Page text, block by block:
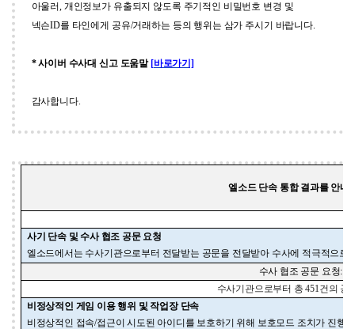
아울러, 개인정보가 유출되지 않도록 주기적인 비밀번호 변경 및
넥슨ID를 타인에게 공유/거래하는 등의 행위는 삼가 주시기 바랍니다.
*사이버 수사대 신고 도움말 [바로가기]
감사합니다.
엘소드 단속 통합 결과를 안내
사기 단속 및 수사 협조 공문 요청
엘소드에서는 수사기관으로부터 전달받는 공문을 전달받아 수사에 적극적으로
수사 협조 공문 요청: 2
수사기관으로부터 총 451건의 공
비정상적인 게임 이용 행위 및 작업장 단속
비정상적인 접속/접근이 시도된 아이디를 보호하기 위해 보호모드 조치가 진행